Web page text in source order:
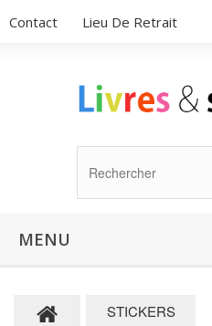
Contact Lieu De Retrait
MENU
STICKERS